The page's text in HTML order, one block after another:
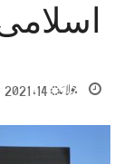
جولائ 14, 2021